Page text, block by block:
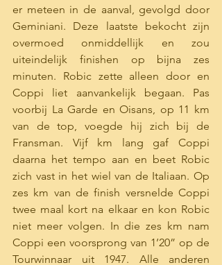
er meteen in de aanval, gevolgd door
Geminiani. Deze laatste bekocht zijn
overmoed onmiddellijk en zou
uiteindelijk finishen op bijna zes
minuten. Robic zette alleen door en
Coppi liet aanvankelijk begaan. Pas
voorbij La Garde en Oisans, op 11 km
van de top, voegde hij zich bij de
Fransman. Vijf km lang gaf Coppi
daarna het tempo aan en beet Robic
zich vast in het wiel van de Italiaan. Op
zes km van de finish versnelde Coppi
twee maal kort na elkaar en kon Robic
niet meer volgen. In die zes km nam
Coppi een voorsprong van 1’20” op de
Tourwinnaar uit 1947. Alle anderen